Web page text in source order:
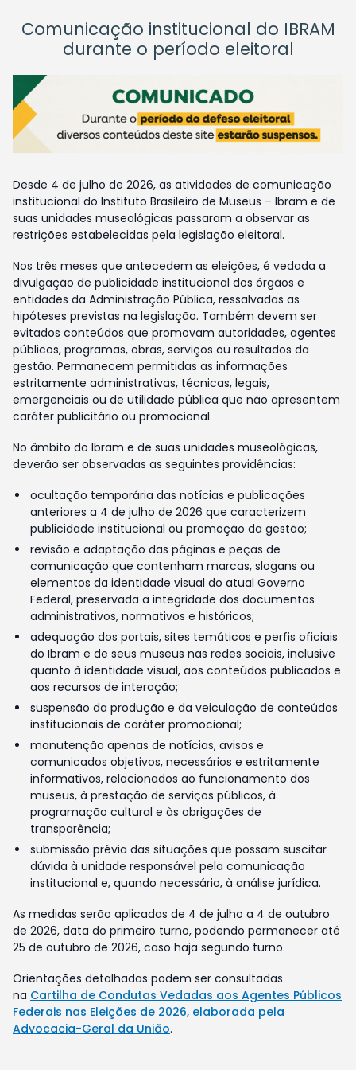
Comunicação institucional do IBRAM
durante o período eleitoral
Desde 4 de julho de 2026, as atividades de comunicação
institucional do Instituto Brasileiro de Museus – Ibram e de
suas unidades museológicas passaram a observar as
restrições estabelecidas pela legislação eleitoral.
Nos três meses que antecedem as eleições, é vedada a
divulgação de publicidade institucional dos órgãos e
entidades da Administração Pública, ressalvadas as
hipóteses previstas na legislação. Também devem ser
evitados conteúdos que promovam autoridades, agentes
públicos, programas, obras, serviços ou resultados da
gestão. Permanecem permitidas as informações
estritamente administrativas, técnicas, legais,
emergenciais ou de utilidade pública que não apresentem
caráter publicitário ou promocional.
No âmbito do Ibram e de suas unidades museológicas,
deverão ser observadas as seguintes providências:
ocultação temporária das notícias e publicações
anteriores a 4 de julho de 2026 que caracterizem
publicidade institucional ou promoção da gestão;
revisão e adaptação das páginas e peças de
comunicação que contenham marcas, slogans ou
elementos da identidade visual do atual Governo
Federal, preservada a integridade dos documentos
administrativos, normativos e históricos;
adequação dos portais, sites temáticos e perfis oficiais
do Ibram e de seus museus nas redes sociais, inclusive
quanto à identidade visual, aos conteúdos publicados e
aos recursos de interação;
suspensão da produção e da veiculação de conteúdos
institucionais de caráter promocional;
manutenção apenas de notícias, avisos e
comunicados objetivos, necessários e estritamente
informativos, relacionados ao funcionamento dos
museus, à prestação de serviços públicos, à
programação cultural e às obrigações de
transparência;
submissão prévia das situações que possam suscitar
dúvida à unidade responsável pela comunicação
institucional e, quando necessário, à análise jurídica.
As medidas serão aplicadas de 4 de julho a 4 de outubro
de 2026, data do primeiro turno, podendo permanecer até
25 de outubro de 2026, caso haja segundo turno.
Orientações detalhadas podem ser consultadas
na Cartilha de Condutas Vedadas aos Agentes Públicos
Federais nas Eleições de 2026, elaborada pela
Advocacia-Geral da União.